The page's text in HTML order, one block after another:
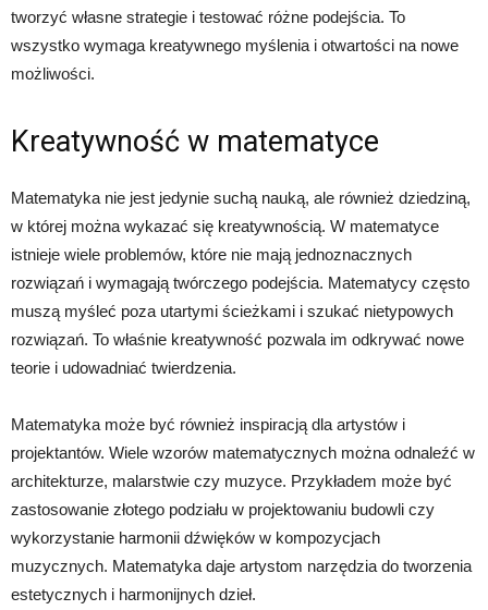
tworzyć własne strategie i testować różne podejścia. To
wszystko wymaga kreatywnego myślenia i otwartości na nowe
możliwości.
Kreatywność w matematyce
Matematyka nie jest jedynie suchą nauką, ale również dziedziną,
w której można wykazać się kreatywnością. W matematyce
istnieje wiele problemów, które nie mają jednoznacznych
rozwiązań i wymagają twórczego podejścia. Matematycy często
muszą myśleć poza utartymi ścieżkami i szukać nietypowych
rozwiązań. To właśnie kreatywność pozwala im odkrywać nowe
teorie i udowadniać twierdzenia.
Matematyka może być również inspiracją dla artystów i
projektantów. Wiele wzorów matematycznych można odnaleźć w
architekturze, malarstwie czy muzyce. Przykładem może być
zastosowanie złotego podziału w projektowaniu budowli czy
wykorzystanie harmonii dźwięków w kompozycjach
muzycznych. Matematyka daje artystom narzędzia do tworzenia
estetycznych i harmonijnych dzieł.